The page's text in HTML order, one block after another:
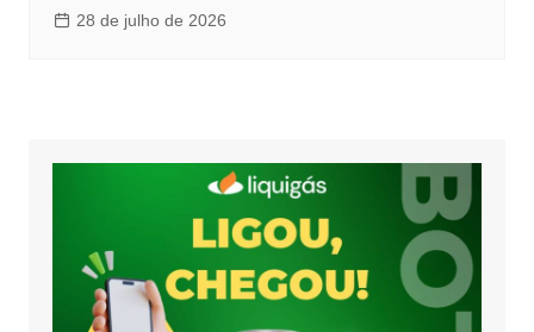
28 de julho de 2026